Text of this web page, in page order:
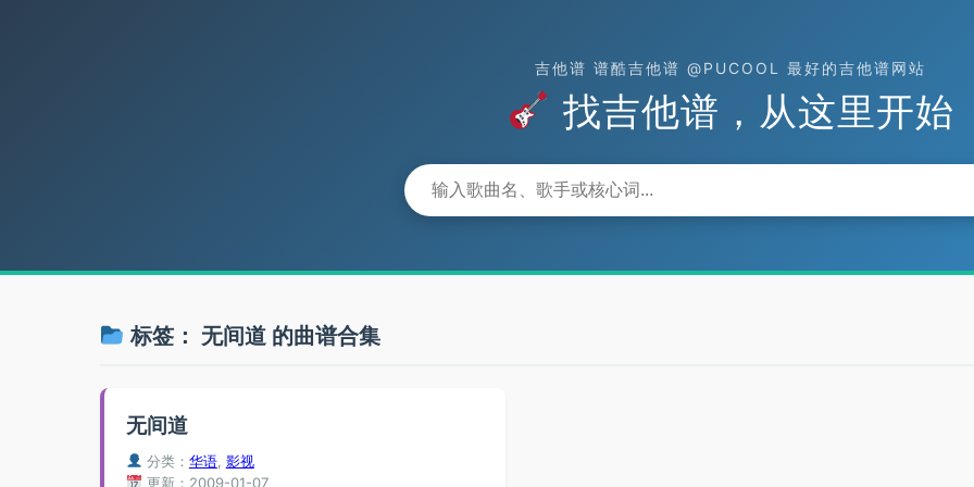
吉他谱 谱酷吉他谱 @PUCOOL 最好的吉他谱网站
找吉他谱，从这里开始
标签： 无间道的曲谱合集
无间道
分类： 华语, 影视
更新：2009-01-07